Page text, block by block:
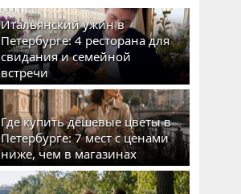
Итальянский ужин в
Петербурге: 4 ресторана для
свидания и семейной
встречи
Где купить дешевые цветы в
Петербурге: 7 мест с ценами
ниже, чем в магазинах